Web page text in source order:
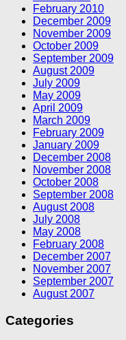
February 2010
December 2009
November 2009
October 2009
September 2009
August 2009
July 2009
May 2009
April 2009
March 2009
February 2009
January 2009
December 2008
November 2008
October 2008
September 2008
August 2008
July 2008
May 2008
February 2008
December 2007
November 2007
September 2007
August 2007
Categories